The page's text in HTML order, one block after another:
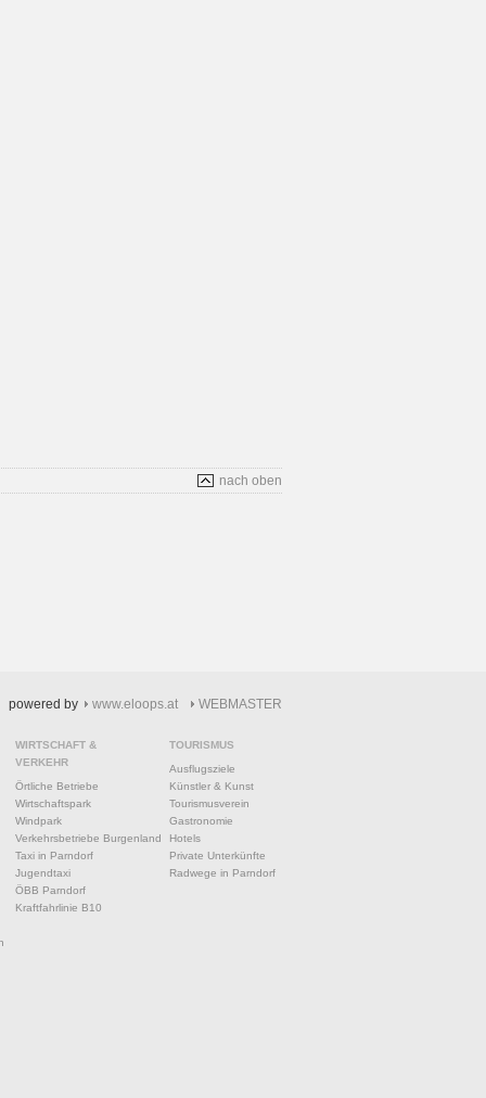
nach oben
powered by www.eloops.at WEBMASTER
WIRTSCHAFT &
VERKEHR
Örtliche Betriebe
Wirtschaftspark
Windpark
Verkehrsbetriebe Burgenland
Taxi in Parndorf
Jugendtaxi
ÖBB Parndorf
Kraftfahrlinie B10
TOURISMUS
Ausflugsziele
Künstler & Kunst
Tourismusverein
Gastronomie
Hotels
Private Unterkünfte
Radwege in Parndorf